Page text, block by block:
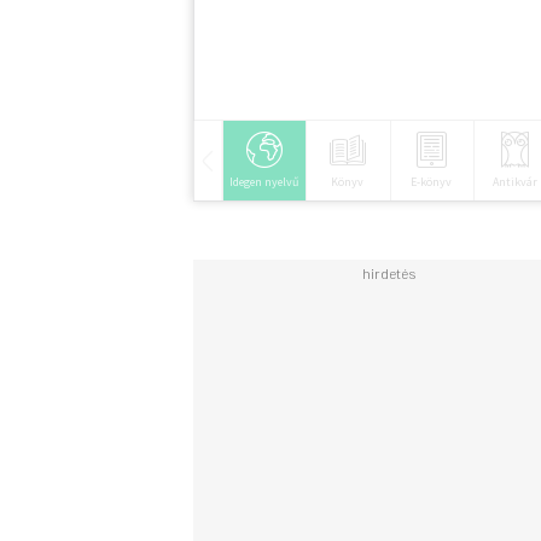
Idegen nyelvű Könyv E-könyv Antikvár